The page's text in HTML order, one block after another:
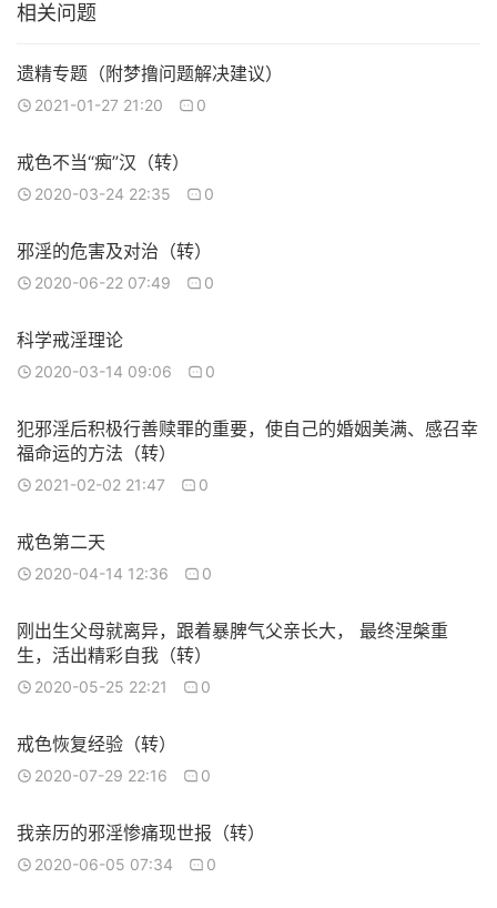
相关问题
遗精专题（附梦撸问题解决建议）
2021-01-27 21:20 0
戒色不当“痴”汉（转）
2020-03-24 22:35 0
邪淫的危害及对治（转）
2020-06-22 07:49 0
科学戒淫理论
2020-03-14 09:06 0
犯邪淫后积极行善赎罪的重要，使自己的婚姻美满、感召幸
福命运的方法（转）
2021-02-02 21:47 0
戒色第二天
2020-04-14 12:36 0
刚出生父母就离异，跟着暴脾气父亲长大， 最终涅槃重
生，活出精彩自我（转）
2020-05-25 22:21 0
戒色恢复经验（转）
2020-07-29 22:16 0
我亲历的邪淫惨痛现世报（转）
2020-06-05 07:34 0